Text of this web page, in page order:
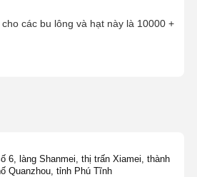
các bu lông và hạt này là 10000 +
6, làng Shanmei, thị trấn Xiamei, thành
Quanzhou, tỉnh Phú Tĩnh